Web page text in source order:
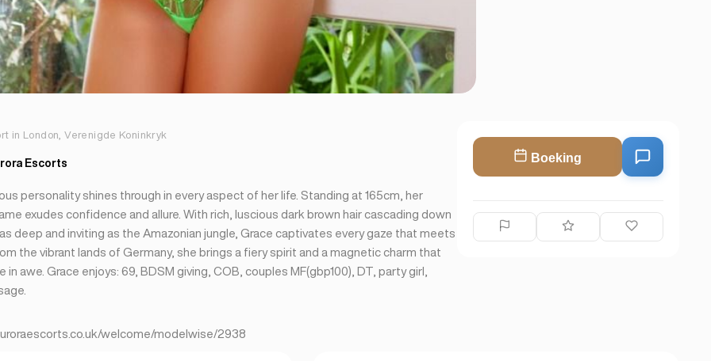
in London, Verenigde Koninkryk
Escorts
personality shines through in every aspect of her life. Standing at 165cm, her
exudes confidence and allure. With rich, luscious dark brown hair cascading down
deep and inviting as the Amazonian jungle, Grace captivates every gaze that meets
the vibrant lands of Germany, she brings a fiery spirit and a magnetic charm that
in awe. Grace enjoys: 69, BDSM giving, COB, couples MF(gbp100), DT, party girl,
welcome/modelwise/2938
Boeking